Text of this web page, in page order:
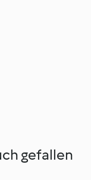
gefallen